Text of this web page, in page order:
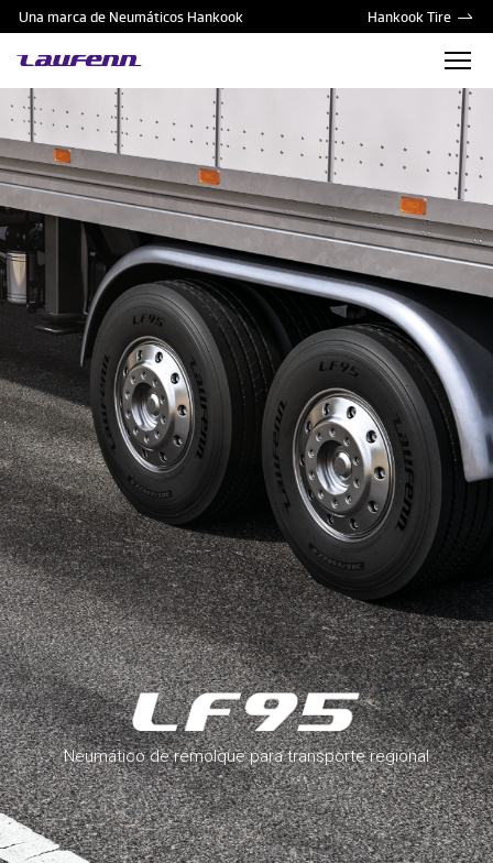
Una marca de Neumáticos Hankook Hankook Tire
Neumático de remolque para transporte regional